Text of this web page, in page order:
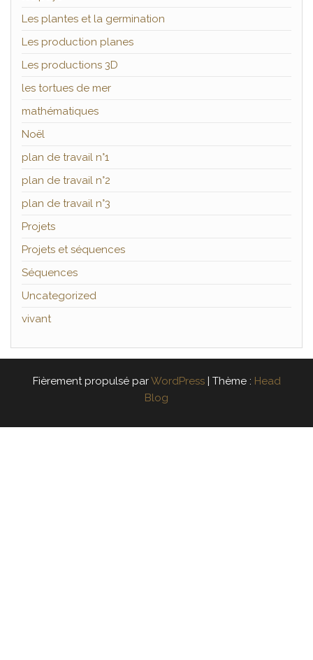
Les plantes et la germination
Les production planes
Les productions 3D
les tortues de mer
mathématiques
Noël
plan de travail n°1
plan de travail n°2
plan de travail n°3
Projets
Projets et séquences
Séquences
Uncategorized
vivant
Fièrement propulsé parWordPress | Thème : Head
Blog